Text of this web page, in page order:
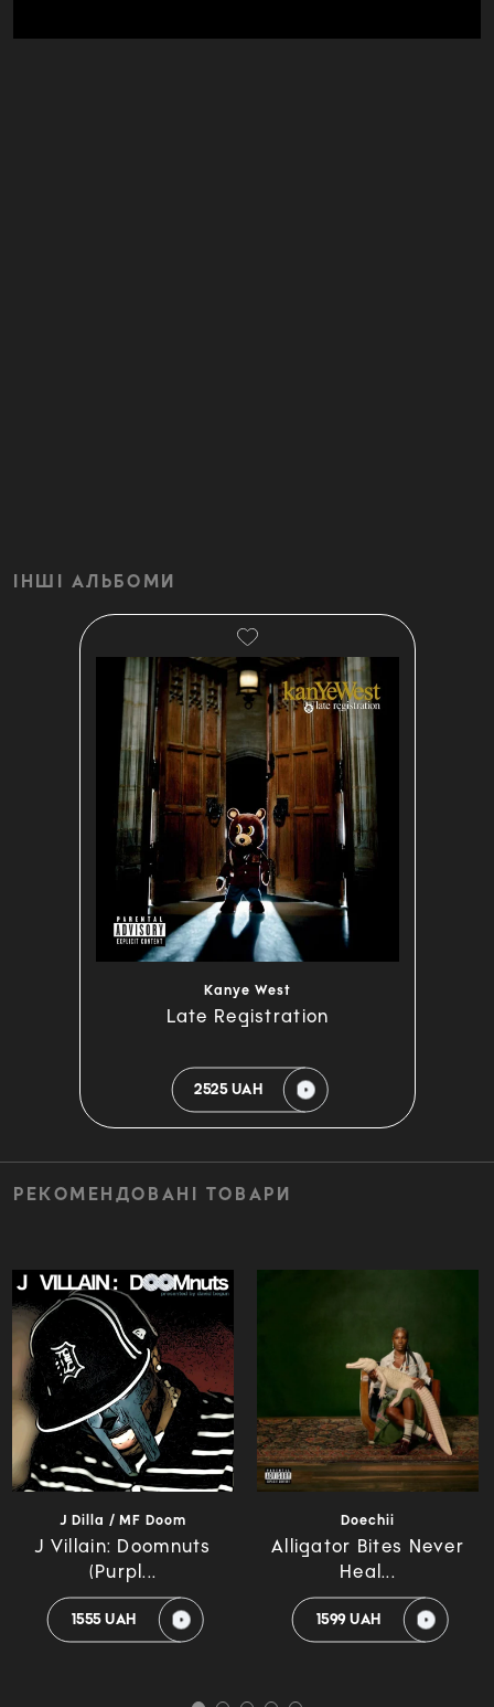
ІНШІ АЛЬБОМИ
Kanye West
Late Registration
2525 UAH
РЕКОМЕНДОВАНІ ТОВАРИ
J Dilla / MF Doom
J Villain: Doomnuts
(Purpl...
1555 UAH
Doechii
Alligator Bites Never
Heal...
1599 UAH